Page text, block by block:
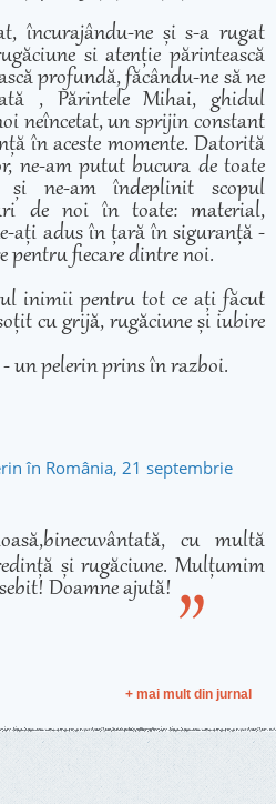
încurajându-ne și s-a rugat
si atenție părintească
profundă, făcându-ne să ne
, Părintele Mihai, ghidul
neîncetat, un sprijin constant
în aceste momente. Datorită
ne-am putut bucura de toate
și ne-am îndeplinit scopul
de noi în toate: material,
ați adus în țară în siguranță -
pentru fiecare dintre noi.
inimii pentru tot ce ați făcut
cu grijă, rugăciune și iubire
un pelerin prins în razboi.
în România, 21 septembrie
cu multă
și rugăciune. Mulțumim
Doamne ajută!
+ mai mult din jurnal